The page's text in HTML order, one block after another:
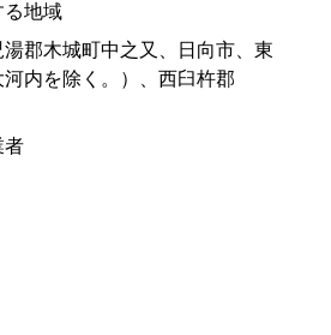
る地域
郡木城町中之又、日向市、東
内を除く。）、西臼杵郡
者